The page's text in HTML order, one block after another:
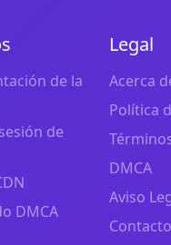
de la
de
DMCA
Legal
Acerca
Política
DMCA
Aviso
Contacto